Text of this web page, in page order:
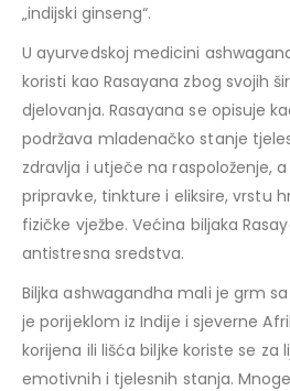
„indijski ginseng“.
U ayurvedskoj medicini
koristi kao Rasayana zbog svojih
djelovanja. Rasayana se opisuje
podržava mladenačko stanje
zdravlja i utječe na raspoloženje,
pripravke, tinkture i eliksire, vrstu
fizičke vježbe. Većina biljaka
antistresna sredstva.
Biljka ashwagandha mali je grm
je porijeklom iz Indije i sjeverne
korijena ili lišća biljke koriste se za
emotivnih i tjelesnih stanja.